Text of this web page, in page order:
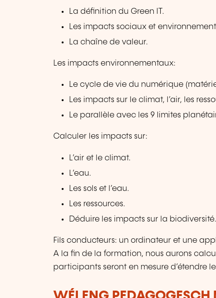
La définition du Green IT.
Les impacts sociaux et
La chaîne de valeur.
Les impacts environnementaux:
Le cycle de vie du numérique
Les impacts sur le climat, l’air, les
Le parallèle avec les 9 limites
Calculer les impacts sur:
L’air et le climat.
L’eau.
Les sols et l’eau.
Les ressources.
Déduire les impacts sur la biodiversité.
Fils conducteurs: un ordinateur et une
A la fin de la formation, nous aurons
participants seront en mesure d’étendre